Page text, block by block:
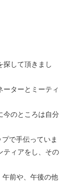
探して頂きまし
ーターとミーティ
今のところは自分
で手伝っていま
ティアをし、その
午前や、午後の他